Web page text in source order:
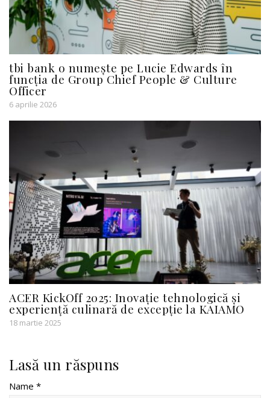
tbi bank o numește pe Lucie Edwards în
funcția de Group Chief People & Culture
Officer
6 aprilie 2026
ACER KickOff 2025: Inovație tehnologică și
experiență culinară de excepție la KAIAMO
18 martie 2025
Lasă un răspuns
Name *